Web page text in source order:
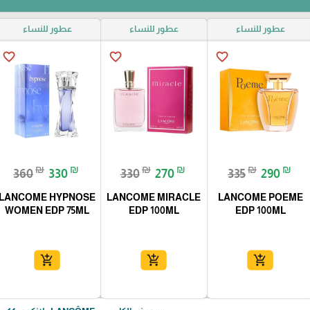
عطور للنساء
favorite_border
335₪ 290 ₪
LANCOME POEME
EDP 100ML
add_shopping_cart
عطور للنساء
favorite_border
330₪ 270 ₪
LANCOME MIRACLE
EDP 100ML
add_shopping_cart
عطور للنساء
favorite_border
360₪ 330 ₪
LANCOME HYPNOSE
WOMEN EDP 75ML
add_shopping_cart